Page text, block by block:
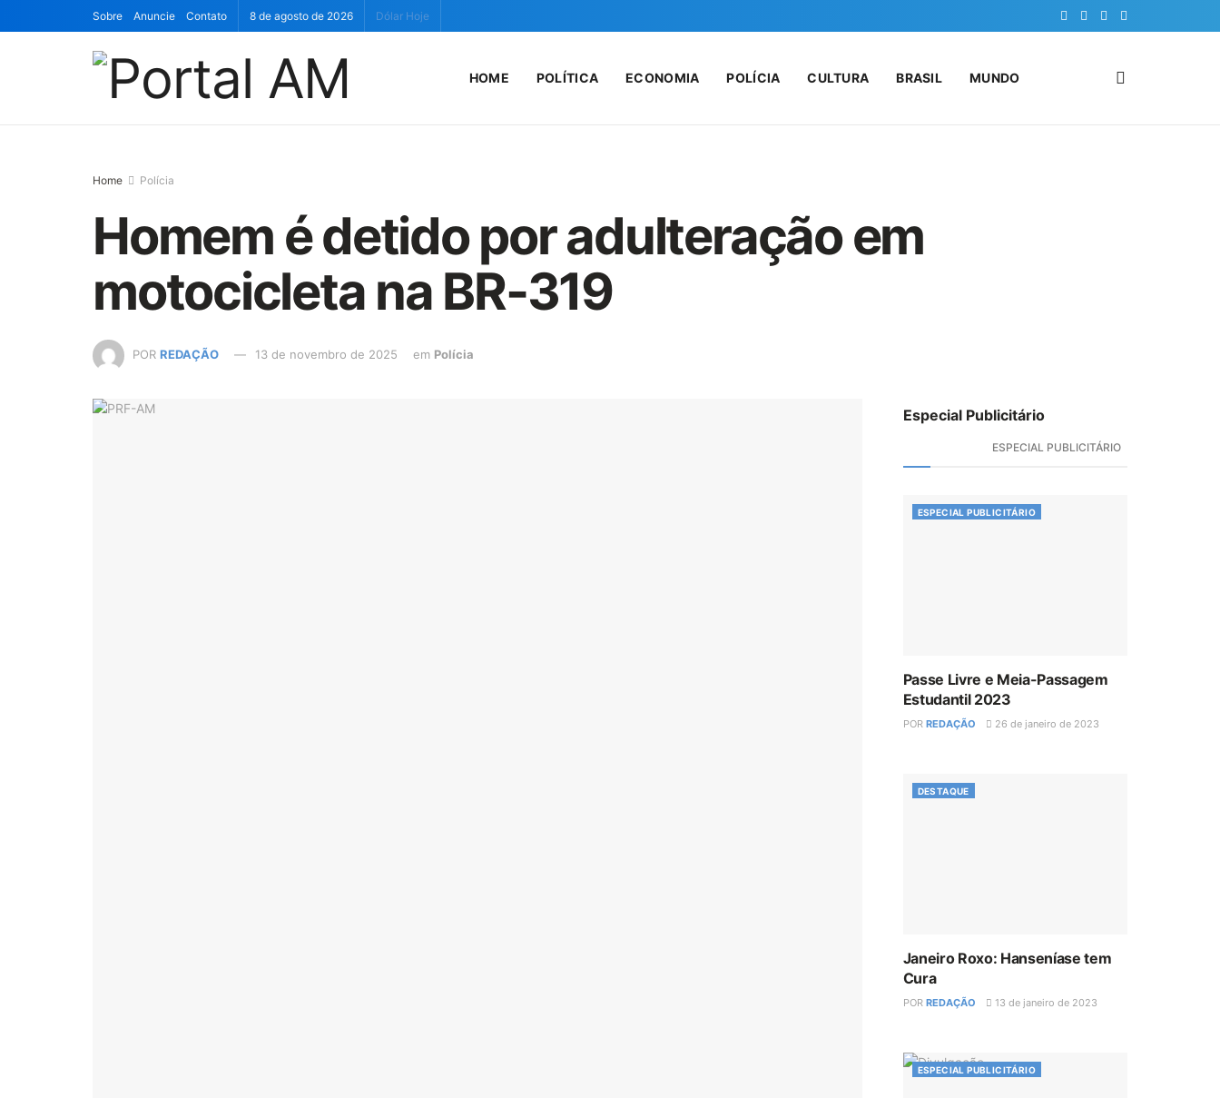
Sobre Anuncie Contato 8 de agosto de 2026 Dólar Hoje
HOME POLÍTICA ECONOMIA POLÍCIA CULTURA BRASIL MUNDO
Home Polícia
Homem é detido por adulteração em
motocicleta na BR-319
POR REDAÇÃO 13 de novembro de 2025 em Polícia
Especial Publicitário
ESPECIAL PUBLICITÁRIO
ESPECIAL PUBLICITÁRIO
Passe Livre e Meia-Passagem
Estudantil 2023
POR REDAÇÃO 26 de janeiro de 2023
DESTAQUE
Janeiro Roxo: Hanseníase tem
Cura
POR REDAÇÃO 13 de janeiro de 2023
ESPECIAL PUBLICITÁRIO